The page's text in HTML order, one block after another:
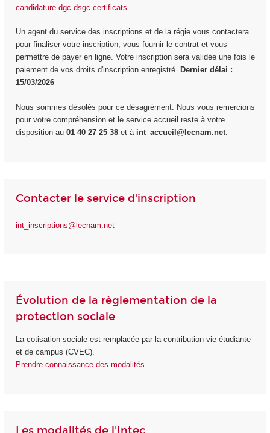
candidature-dgc-dsgc-certificats
Un agent du service des inscriptions et de la régie vous contactera
pour finaliser votre inscription, vous fournir le contrat et vous
permettre de payer en ligne. Votre inscription sera validée une fois le
paiement de vos droits d'inscription enregistré. Dernier délai :
15/03/2026
Nous sommes désolés pour ce désagrément. Nous vous remercions
pour votre compréhension et le service accueil reste à votre
disposition au 01 40 27 25 38et à int_accueil@lecnam.net.
Contacter le service d'inscription
int_inscriptions@lecnam.net
Évolution de la règlementation de la
protection sociale
La cotisation sociale est remplacée par la contribution vie étudiante
et de campus (CVEC).
Prendre connaissance des modalités.